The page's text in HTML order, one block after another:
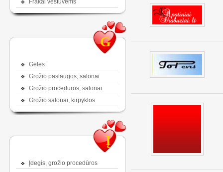
Frakai vestuvėms
G
Gėlės
Grožio paslaugos, salonai
Grožio procedūros, salonai
Grožio salonai, kirpyklos
Į
Įdegis, grožio procedūros